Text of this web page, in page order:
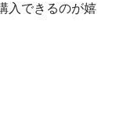
入できるのが嬉